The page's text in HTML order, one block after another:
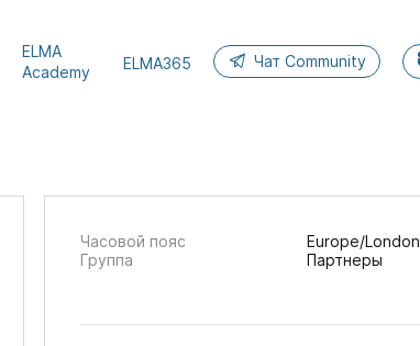
ELMA
Academy
ELMA365 Чат Community
Часовой пояс
Europe/London
Группа
Партнеры